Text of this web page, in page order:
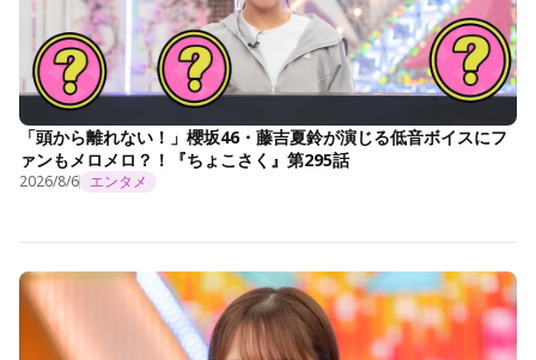
「頭から離れない！」櫻坂46・藤吉夏鈴が演じる低音ボイスにフ
ァンもメロメロ？！『ちょこさく』第295話
2026/8/6 エンタメ